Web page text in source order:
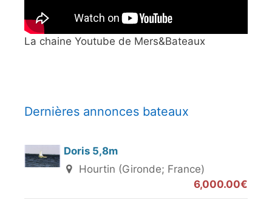
La chaine Youtube de Mers&Bateaux
Dernières annonces bateaux
Doris 5,8m
Hourtin (Gironde; France)
6,000.00€